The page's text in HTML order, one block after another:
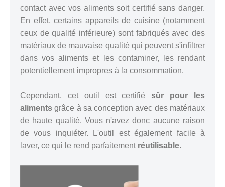
contact avec vos aliments soit certifié sans danger.
En effet, certains appareils de cuisine (notamment
ceux de qualité inférieure) sont fabriqués avec des
matériaux de mauvaise qualité qui peuvent s'infiltrer
dans vos aliments et les contaminer, les rendant
potentiellement impropres à la consommation.
Cependant, cet outil est certifiésûr pour les
aliments grâce à sa conception avec des matériaux
de haute qualité. Vous n'avez donc aucune raison
de vous inquiéter. L'outil est également facile à
laver, ce qui le rend parfaitement réutilisable.